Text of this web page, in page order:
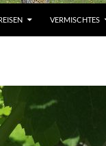
VERMISCHTES